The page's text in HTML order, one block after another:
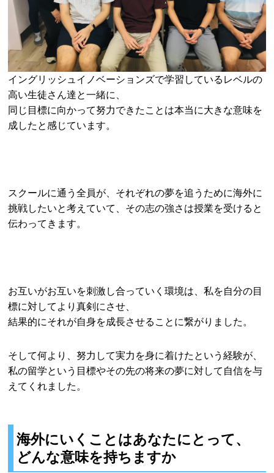
イングリッシュイノベーションズで学習しているレベルの
高い生徒さん達と一緒に、
同じ目標に向かって努力できたことは本当に大きな意味を
成したと感じています。
スクールに通う全員が、それぞれの夢を追うために海外に
挑戦したいと考えていて、その志の強さは授業を受けると
伝わってきます。
お互いがお互いを刺激し合っていく環境は、私を自分の目
標に対してより真剣にさせ、
結果的にそれが自身を成長させることに繋がりました。
そして何より、努力して実力を身に着けたという経験が、
私の留学という目標やその先の将来の夢に対して自信を与
えてくれました。
海外にいくことはあなたにとって、
どんな意味を持ちますか